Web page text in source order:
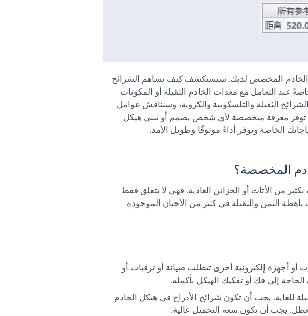
الخادم المخصص لديك. سنستكشف كيف تساهم الشرائح
عند التعامل مع معدات الخادم الثقيلة أو المكونات
الثقيلة والتلسكوبية والكروية، وسنناقش عوامل
توفر معرفة متخصصة لأي شخص يصمم أو يبني هيكل
الخاصة وتوفر أداءً موثوقًا وطويل الأمد.
من الأثاث أو الخزائن العادية. فهي لا تتعلق فقط
الثمن والثقيلة في كثير من الأحيان الموجودة
أجهزة إلكترونية أخرى تتطلب صيانة أو ترقيات أو
الحاجة إلى فك أو تفكيك الهيكل بأكمله.
للغاية. يجب أن تكون شرائح الأدراج في هيكل الخادم
يجب أن تكون سعة التحميل عالية.